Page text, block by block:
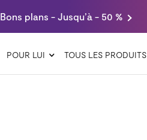
Bons plans - Jusqu’à - 50 %
POUR LUI TOUS LES PRODUITS